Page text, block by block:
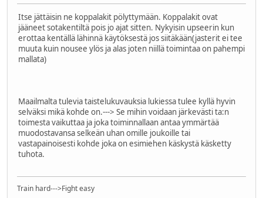
Itse jättäisin ne koppalakit pölyttymään. Koppalakit ovat
jääneet sotakentiltä pois jo ajat sitten. Nykyisin upseerin kun
erottaa kentällä lähinnä käytöksestä jos siitäkään(jasterit ei tee
muuta kuin nousee ylös ja alas joten niillä toimintaa on pahempi
mallata)
Maailmalta tulevia taistelukuvauksia lukiessa tulee kyllä hyvin
selväksi mikä kohde on.---> Se mihin voidaan järkevästi ta:n
toimesta vaikuttaa ja joka toiminnallaan antaa ymmärtää
muodostavansa selkeän uhan omille joukoille tai
vastapainoisesti kohde joka on esimiehen käskystä käsketty
tuhota.
Train hard--->Fight easy